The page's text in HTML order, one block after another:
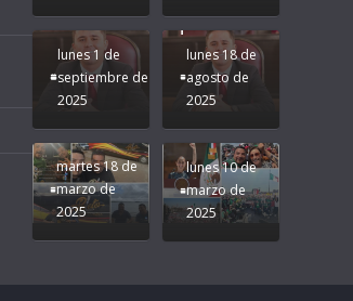
Rocío Nahle.
lunes 1 de
septiembre de
2025
presente.
lunes 18 de
agosto de
2025
Difamación
martes 18 de
marzo de
2025
Presidenta!
lunes 10 de
marzo de
2025